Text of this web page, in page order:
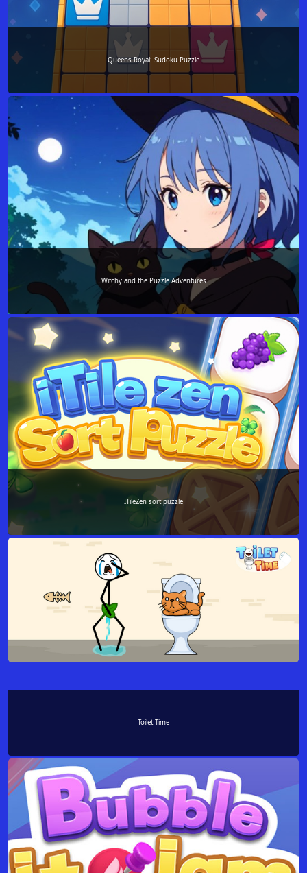
Queens Royal: Sudoku Puzzle
Witchy and the Puzzle Adventures
ITileZen sort puzzle
Toilet Time